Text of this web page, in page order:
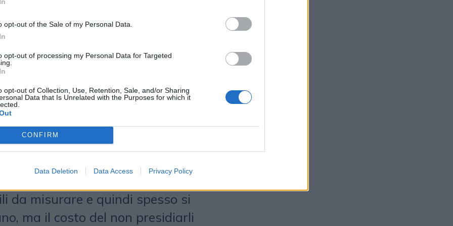
opt-out of the Sale of my Personal Data.
opt-out of processing my Personal Data for Targeted
opt-out of Collection, Use, Retention, Sale, and/or Sharing
Data that Is Unrelated with the Purposes for which it
CONFIRM
Data Deletion Data Access Privacy Policy
Poi c’è il capitale relazionale
perché le
nei processi, ma tra persone
e collaborano. Infine c’è la
se vendere viene
o un male necessario. I
tra il 70% e il 90% dei
mancanza di capitali o per
ma per fattori umani che
a mostrare. Gli asset
da misurare e quindi spesso si
ma il costo del non presidiarli